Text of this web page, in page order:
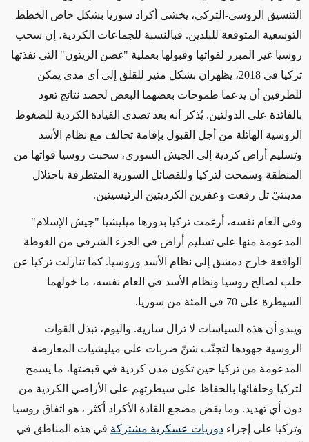
التنسيق الروسي-التركي، يخشى أكراد سوريا بشكل خاص الخطط
التوسعية المتوقعة للبلدين. فبالنسبة للجماعات الكردية، إن سحب
روسيا غير المبرر لقواتها وقبولها بعملية "غصن الزيتون" التي نفذتها
تركيا في 2018، يظهران بشكل مثير للقلق إلى أي مدى يمكن
للطرفين أن يدعما طموحات بعضهما البعض لحصد نتائج تعود
بالفائدة على الدولتين. يُذكر أنه بعد تصدي القيادة الكردية للضغوط
الروسية الهائلة من أجل القبول بإقامة تحالف مع نظام الأسد
وتسليم أراض كردية إلى الجيش السوري، سحبت روسيا قواتها من
المنطقة وسمحت لتركيا وللفصائل السورية المتطرفة باحتلال
مدينتيْ تل رفعت وعفرين الكرديتين الرئيسيتين.
وفي العام نفسه، أرغمت تركيا بدورها ميليشيا "جيش الإسلام"
المدعومة منها على تسليم أراض في الجزء الشرقي من الغوطة
الواقعة خارج دمشق إلى نظام الأسد وروسيا. كما تنازلت تركيا عن
حلب لصالح روسيا ونظام الأسد في العام نفسه، ما خولهما
السيطرة على 70 في المئة من سوريا.
ويبدو أن هذه السياسات لا تزال سارية. واليوم، تبذل القوات
الروسية جهودها لتجنّب شنّ ضربات على ميليشيات المعارضة
المدعومة من تركيا حين تكون مدن كردية في قبضتها، ما يسمح
لتركيا وحلفائها بالحفاظ على سيطرتهم على الأراضي الكردية من
دون أي تهديد. وما يقض مضجع القادة الأكراد أكثر ، هو اتفاق روسيا
وتركيا على إجراء دوريات عسكرية مشتركة في هذه المناطق في